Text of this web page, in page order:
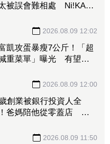
被誤會難相處 Ni!KA萊
2026.08.09 12:02
凱攻蛋暴瘦7公斤！「超
重菜單」曝光 有望高
2026.08.09 12:00
創業被銀行投資人全
爸媽陪他從零蓋店 如
2026.08.09 11:50